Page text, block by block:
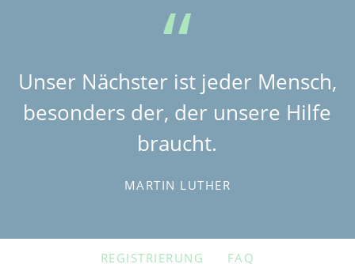
Unser Nächster ist jeder Mensch,
besonders der, der unsere Hilfe
braucht.
MARTIN LUTHER
NAVIGATION
REGISTRIERUNG FAQ